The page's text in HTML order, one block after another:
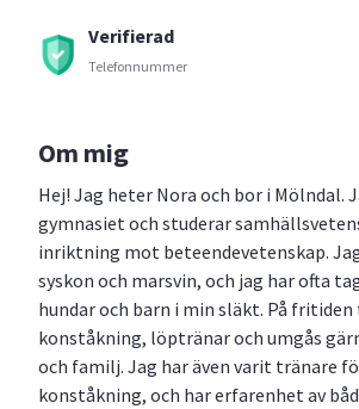
Verifierad
Telefonnummer
Om mig
Hej! Jag heter Nora och bor i Mölndal.
gymnasiet och studerar
inriktning mot beteendevetenskap.
syskon och marsvin, och jag har ofta
hundar och barn i min släkt. På
konståkning, löptränar och umgås
och familj. Jag har även varit tränare
konståkning, och har erfarenhet av